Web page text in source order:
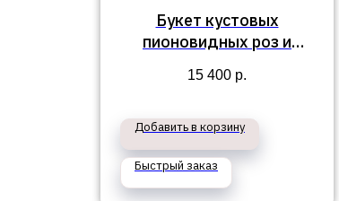
Букет кустовых
пионовидных роз и
Канделайт №335
15 400 р.
Добавить в корзину
Быстрый заказ